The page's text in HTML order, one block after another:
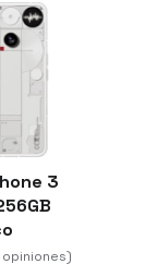
3
opiniones)